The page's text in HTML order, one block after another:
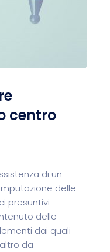
centro
di un
delle
presuntivi
delle
dai quali
da